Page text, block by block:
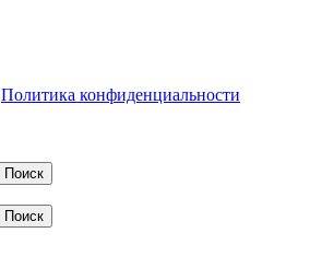
Политика конфиденциальности